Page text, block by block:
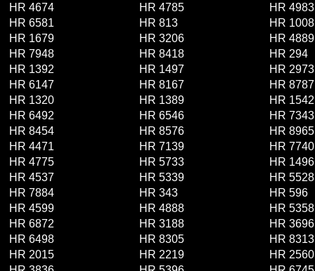
HR 4674
HR 4785
HR 4983
HR 6581
HR 813
HR 1008
HR 1679
HR 3206
HR 4889
HR 7948
HR 8418
HR 294
HR 1392
HR 1497
HR 2973
HR 6147
HR 8167
HR 8787
HR 1320
HR 1389
HR 1542
HR 6492
HR 6546
HR 7343
HR 8454
HR 8576
HR 8965
HR 4471
HR 7139
HR 7740
HR 4775
HR 5733
HR 1496
HR 4537
HR 5339
HR 5528
HR 7884
HR 343
HR 596
HR 4599
HR 4888
HR 5358
HR 6872
HR 3188
HR 3696
HR 6498
HR 8305
HR 8313
HR 2015
HR 2219
HR 2560